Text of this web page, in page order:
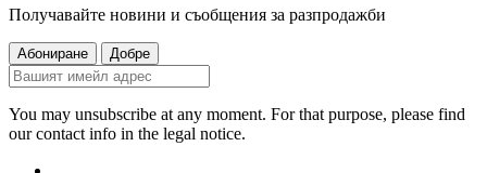
Получавайте новини и съобщения за разпродажби
You may unsubscribe at any moment. For that purpose, please find
our contact info in the legal notice.